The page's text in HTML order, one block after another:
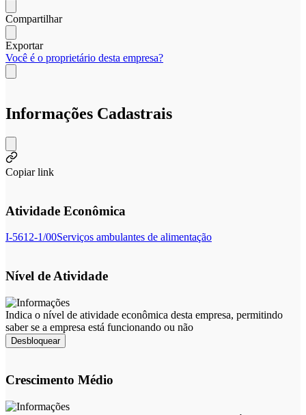
Compartilhar
Exportar
Você é o proprietário desta empresa?
Informações Cadastrais
Copiar link
Atividade Econômica
I-5612-1/00Serviços ambulantes de alimentação
Nível de Atividade
Indica o nível de atividade econômica desta empresa, permitindo
saber se a empresa está funcionando ou não
Desbloquear
Crescimento Médio